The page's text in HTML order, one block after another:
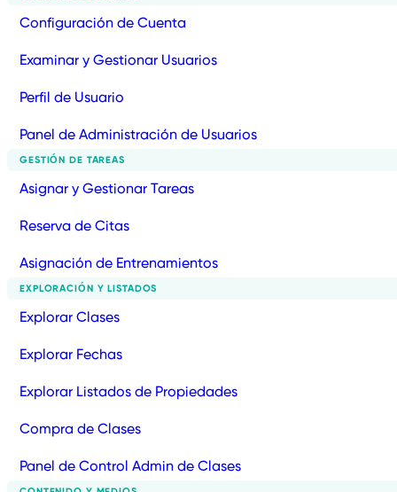
Configuración de Cuenta
Examinar y Gestionar Usuarios
Perfil de Usuario
Panel de Administración de Usuarios
GESTIÓN DE TAREAS
Asignar y Gestionar Tareas
Reserva de Citas
Asignación de Entrenamientos
EXPLORACIÓN Y LISTADOS
Explorar Clases
Explorar Fechas
Explorar Listados de Propiedades
Compra de Clases
Panel de Control Admin de Clases